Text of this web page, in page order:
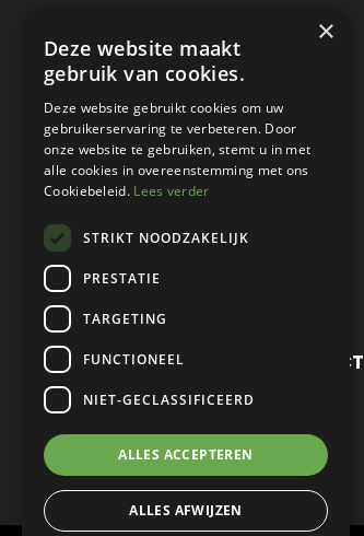
VERKOCHT
DETAILING
WERKPLAATS EN RESTAURATIE
PARTS
CONTACT
METROPOLE SALES CONTACT
TEL:+31 (0) 88 425 94 00
MAIL:SALES@METROPOLE.NL
×
Deze website maakt
gebruik van cookies.
Deze website gebruikt cookies om uw
gebruikerservaring te verbeteren. Door
onze website te gebruiken, stemt u in met
alle cookies in overeenstemming met ons
Cookiebeleid. Lees verder
STRIKT NOODZAKELIJK
PRESTATIE
TARGETING
FUNCTIONEEL
NIET-GECLASSIFICEERD
ALLES ACCEPTEREN
ALLES AFWIJZEN